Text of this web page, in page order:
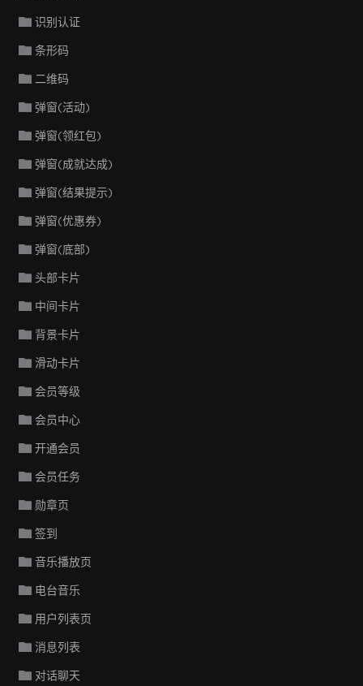
识别认证
条形码
二维码
弹窗(活动)
弹窗(领红包)
弹窗(成就达成)
弹窗(结果提示)
弹窗(优惠券)
弹窗(底部)
头部卡片
中间卡片
背景卡片
滑动卡片
会员等级
会员中心
开通会员
会员任务
勋章页
签到
音乐播放页
电台音乐
用户列表页
消息列表
对话聊天